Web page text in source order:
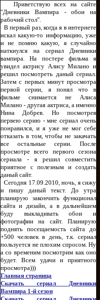
Приветствую всех на сайте
"Дневники Вампира - обои на
рабочий стол".
В первый раз, когда я в интернете
искал какую-то информацию, уже
и не помню какую, я случайно
наткнулся на сериал Дневники
вампира. На постере фильма я
увидел актрису Алису Милано и
решил посмотреть даный сериал.
Затем с первых минут просмотра
первой серии, я понял что в
фильме снимается не Алиса
Милано - другая актриса, а именно
Нина Добрев. Но посмотрев
первею серию - мне сериал очень
понравился, и я уже не мог себе
отказать в том, чтобы не закачать
все остальные серии. После
просмотре всего первого сезона
сериала - я решил совместить
приятное с полезным и создать
даный сайт.
Сегодня 17.09.2010, ночь, я сижу
и пишу даный текст. До утра
планирую закончить функционал
сайта и дизайн, а в дальнейшем
буду выкладивать обои и
фотографии на сайт. Планирую
поднять посещаемость сайта до
+500 человек в день, т.к. сериал
пользуется не плохим спросом. Ну
а со временим посмотрим как оно
будет. Всем удачи и приятного
просмотра)))
Главная страница
Скачать сериал Дневники
Вампира 1-й сезон